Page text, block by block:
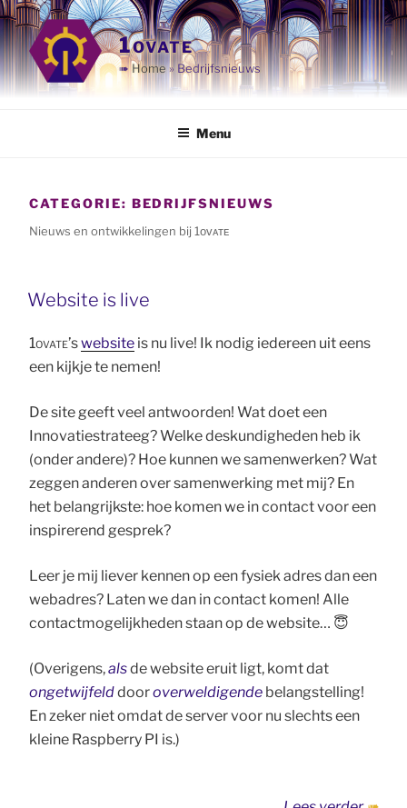
Ga
naar
de
inhoud
1ovate
➠Home»Bedrijfsnieuws
Menu
CATEGORIE: BEDRIJFSNIEUWS
Nieuws en ontwikkelingen bij 1ᴏᴠᴀᴛᴇ
Website is live
1ovate’swebsite is nu live! Ik nodig iedereen uit eens
een kijkje te nemen!
De site geeft veel antwoorden! Wat doet een
Innovatiestrateeg? Welke deskundigheden heb ik
(onder andere)? Hoe kunnen we samenwerken? Wat
zeggen anderen over samenwerking met mij? En
het belangrijkste: hoe komen we in contact voor een
inspirerend gesprek?
Leer je mij liever kennen op een fysiek adres dan een
webadres? Laten we dan in contact komen! Alle
contactmogelijkheden staan op de website… 😇
(Overigens,alsde website eruit ligt, komt dat
ongetwijfelddooroverweldigende belangstelling!
En zeker niet omdat de server voor nu slechts een
kleine Raspberry PI is.)